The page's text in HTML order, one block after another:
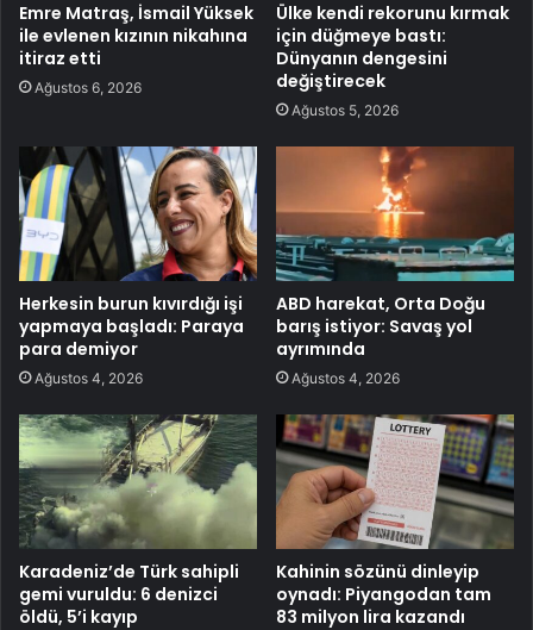
Emre Matraş, İsmail Yüksek
ile evlenen kızının nikahına
itiraz etti
Ağustos 6, 2026
Ülke kendi rekorunu kırmak
için düğmeye bastı:
Dünyanın dengesini
değiştirecek
Ağustos 5, 2026
Herkesin burun kıvırdığı işi
yapmaya başladı: Paraya
para demiyor
Ağustos 4, 2026
ABD harekat, Orta Doğu
barış istiyor: Savaş yol
ayrımında
Ağustos 4, 2026
Karadeniz’de Türk sahipli
gemi vuruldu: 6 denizci
öldü, 5’i kayıp
Kahinin sözünü dinleyip
oynadı: Piyangodan tam
83 milyon lira kazandı